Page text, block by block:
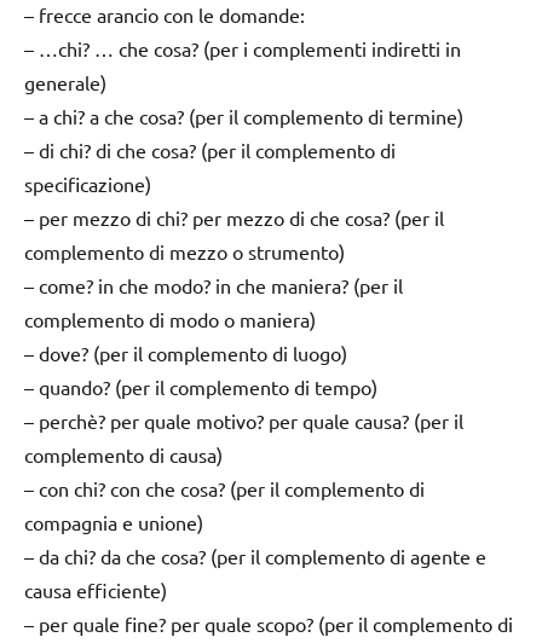
– frecce arancio con le domande:
– …chi? … che cosa? (per i complementi indiretti in
generale)
– a chi? a che cosa? (per il complemento di termine)
– di chi? di che cosa? (per il complemento di
specificazione)
– per mezzo di chi? per mezzo di che cosa? (per il
complemento di mezzo o strumento)
– come? in che modo? in che maniera? (per il
complemento di modo o maniera)
– dove? (per il complemento di luogo)
– quando? (per il complemento di tempo)
– perchè? per quale motivo? per quale causa? (per il
complemento di causa)
– con chi? con che cosa? (per il complemento di
compagnia e unione)
– da chi? da che cosa? (per il complemento di agente e
causa efficiente)
– per quale fine? per quale scopo? (per il complemento di